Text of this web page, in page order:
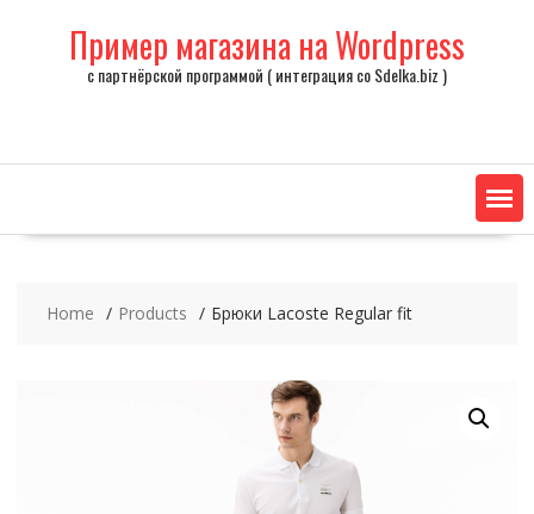
Пример магазина на Wordpress
с партнёрской программой ( интеграция со Sdelka.biz )
Home Products Брюки Lacoste Regular fit